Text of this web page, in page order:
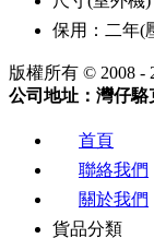
保用：二年(
版權所有 © 2008 -
公司地址：灣仔駱
首頁
聯絡我們
關於我們
貨品分類